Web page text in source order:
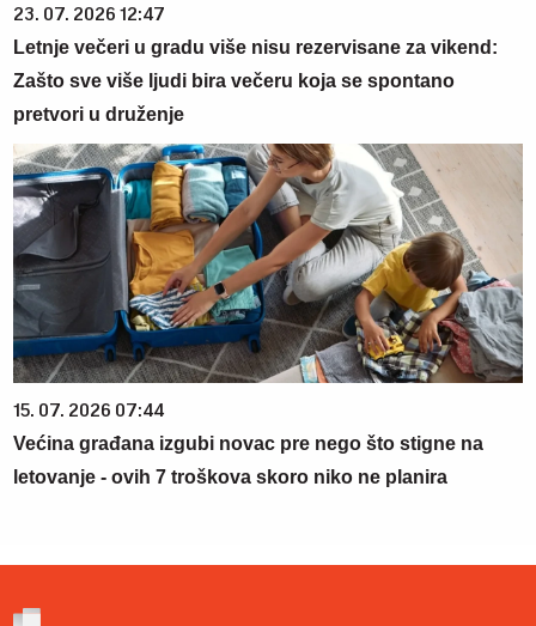
23. 07. 2026 12:47
Letnje večeri u gradu više nisu rezervisane za vikend:
Zašto sve više ljudi bira večeru koja se spontano
pretvori u druženje
15. 07. 2026 07:44
Većina građana izgubi novac pre nego što stigne na
letovanje - ovih 7 troškova skoro niko ne planira